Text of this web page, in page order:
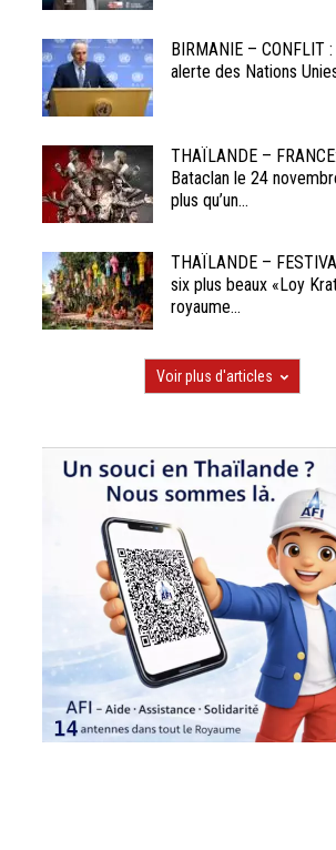
BIRMANIE – CONFLIT
alerte des Nations
THAÏLANDE –
Bataclan le 24
plus qu’un...
THAÏLANDE –
six plus beaux «Loy
royaume...
Voir plus d'articles